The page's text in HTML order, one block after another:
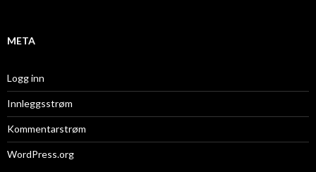
META
Logg inn
Innleggsstrøm
Kommentarstrøm
WordPress.org